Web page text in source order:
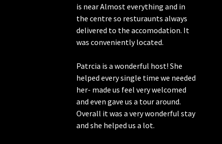
is near Almost everything and in
the centre so resturaunts always
delivered to the accomodation. It
was conveniently located.
Patrcia is a wonderful host! She
helped every single time we needed
her- made us feel very welcomed
and even gave us a tour around.
Overall it was a very wonderful stay
and she helped us a lot.